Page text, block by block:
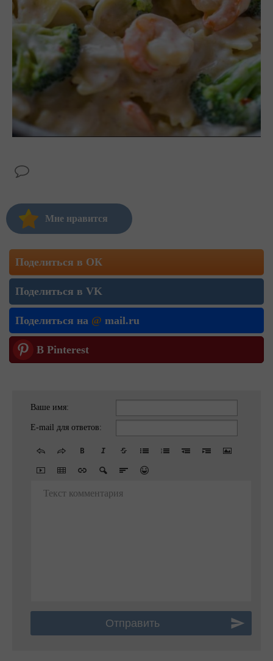
Мне нравится
Поделиться в ОК
Поделиться в VK
Поделиться на @ mail.ru
В Pinterest
Ваше имя:
E-mail для ответов:
Текст комментария